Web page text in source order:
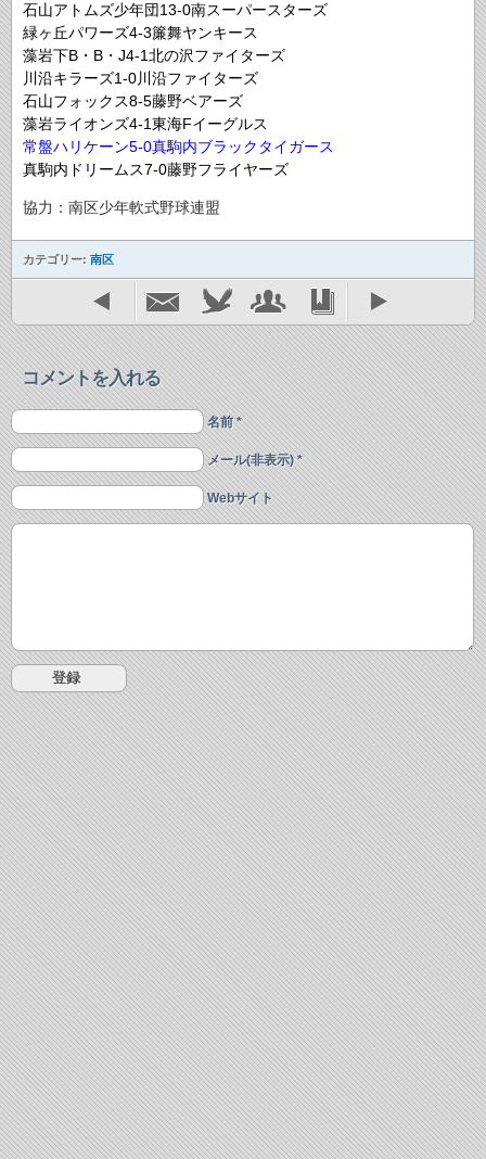
石山アトムズ少年団13-0南スーパースターズ
緑ヶ丘パワーズ4-3簾舞ヤンキース
藻岩下B・B・J4-1北の沢ファイターズ
川沿キラーズ1-0川沿ファイターズ
石山フォックス8-5藤野ベアーズ
藻岩ライオンズ4-1東海Fイーグルス
常盤ハリケーン5-0真駒内ブラックタイガース
真駒内ドリームス7-0藤野フライヤーズ
協力：南区少年軟式野球連盟
カテゴリー: 南区
コメントを入れる
名前 *
メール(非表示) *
Webサイト